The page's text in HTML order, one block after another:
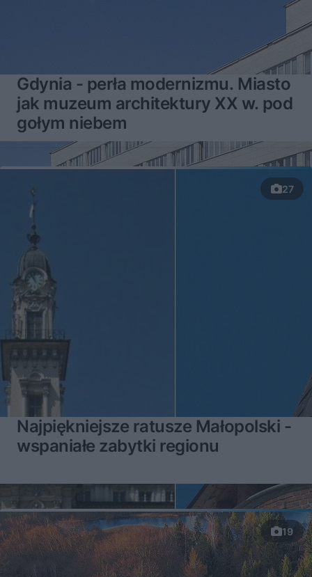
Gdynia - perła modernizmu. Miasto
jak muzeum architektury XX w. pod
gołym niebem
27
Najpiękniejsze ratusze Małopolski -
wspaniałe zabytki regionu
19